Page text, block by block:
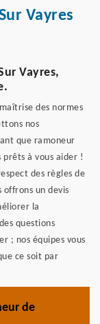
Vayres
Vayres,
des normes
nos
que ramoneur
prêts à vous aider !
des règles de
offrons un devis
la
questions
; nos équipes vous
ce soit par
de